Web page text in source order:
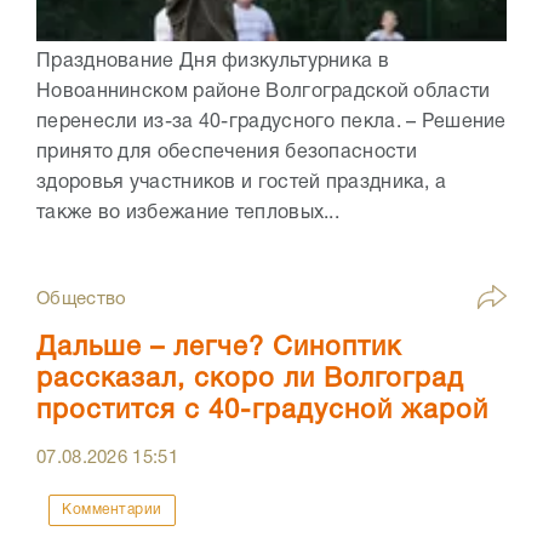
Празднование Дня физкультурника в
Новоаннинском районе Волгоградской области
перенесли из-за 40-градусного пекла. – Решение
принято для обеспечения безопасности
здоровья участников и гостей праздника, а
также во избежание тепловых...
Общество
Дальше – легче? Синоптик
рассказал, скоро ли Волгоград
простится с 40-градусной жарой
07.08.2026 15:51
Комментарии